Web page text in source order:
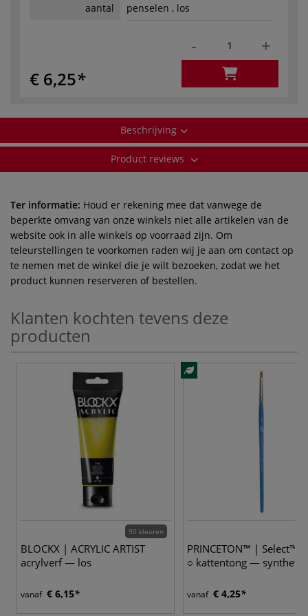
aantal penselen , los
€ 6,25
- +
Beschrijving
Product reviews
Ter informatie: Houd er rekening mee dat vanwege de
beperkte omvang van onze winkels niet alle artikelen van de
website ook in alle winkels op voorraad zijn. Om
teleurstellingen te voorkomen raden wij je aan om contact op
te nemen met de winkel die je wilt bezoeken, zodat we het
product kunnen reserveren of bestellen.
Klanten kochten tevens deze
producten
90 kleuren
BLOCKX | ACRYLIC ARTIST
acrylverf — los
vanaf € 6,15
PRINCETON™ | Select™
○ kattentong —
vanaf € 4,25